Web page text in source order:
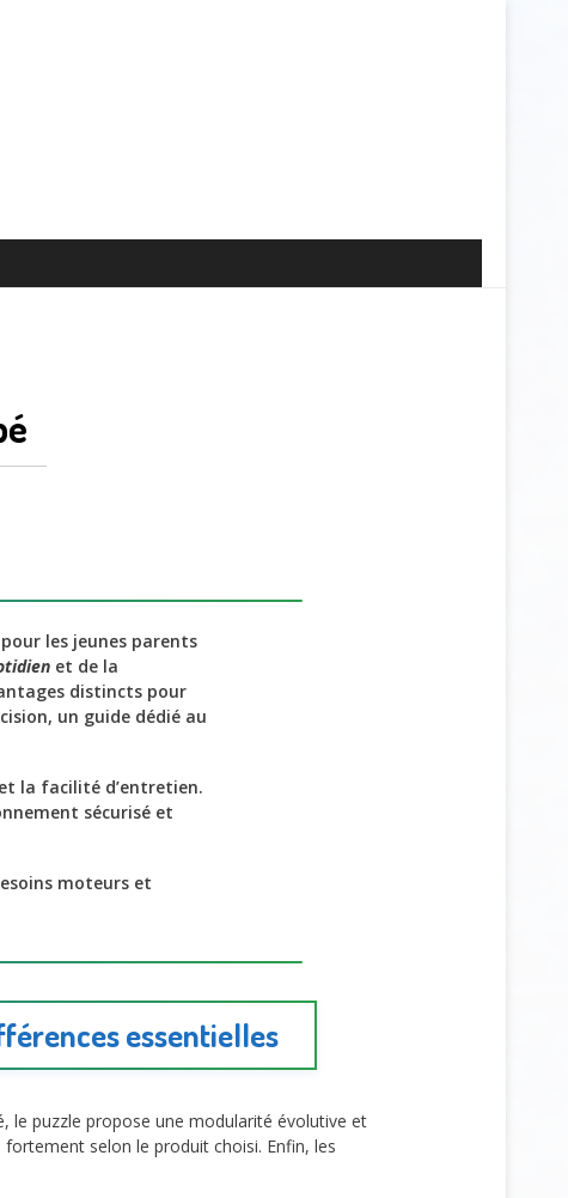
les jeunes parents
et de la
distincts pour
un guide dédié au
la facilité d’entretien.
sécurisé et
moteurs et
essentielles
le puzzle propose une modularité évolutive et
fortement selon le produit choisi. Enfin, les